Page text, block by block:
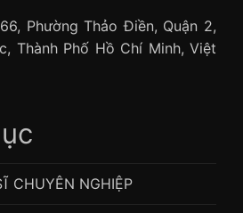
Phường Thảo Điền, Quận 2,
Thành Phố Hồ Chí Minh, Việt
CHUYÊN NGHIỆP